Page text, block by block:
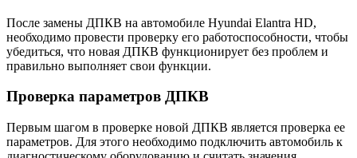
После замены ДПКВ на автомобиле Hyundai Elantra HD,
необходимо провести проверку его работоспособности, чтобы
убедиться, что новая ДПКВ функционирует без проблем и
правильно выполняет свои функции.
Проверка параметров ДПКВ
Первым шагом в проверке новой ДПКВ является проверка ее
параметров. Для этого необходимо подключить автомобиль к